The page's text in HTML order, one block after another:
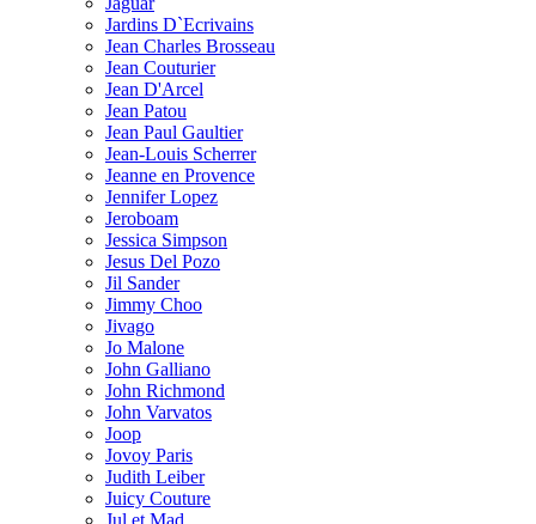
Jardins D`Ecrivains
Jean Charles Brosseau
Jean Couturier
Jean D'Arcel
Jean Patou
Jean Paul Gaultier
Jean-Louis Scherrer
Jeanne en Provence
Jennifer Lopez
Jeroboam
Jessica Simpson
Jesus Del Pozo
Jil Sander
Jimmy Choo
Jivago
Jo Malone
John Galliano
John Richmond
John Varvatos
Joop
Jovoy Paris
Judith Leiber
Juicy Couture
Jul et Mad